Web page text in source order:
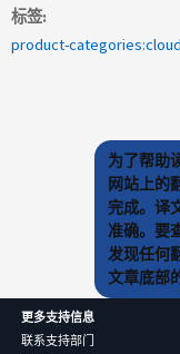
标签
product-
为了帮助
网站上的
完成。译
准确。要
发现任何
文章底部
更多支持信息
联系支持部门